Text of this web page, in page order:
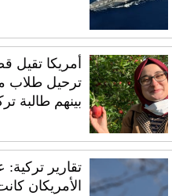
أمريكا تقيل
ترحيل طلاب
بينهم طالبة
تقارير تركية:
الأمريكان